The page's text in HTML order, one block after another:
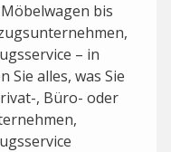
bis
– in
Sie alles, was Sie
, Büro- oder